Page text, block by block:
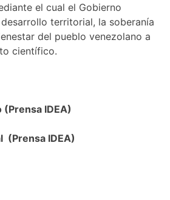
el cual el Gobierno
territorial, la soberanía
del pueblo venezolano a
científico.
IDEA)
(Prensa IDEA)